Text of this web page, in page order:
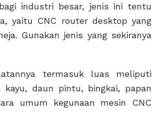
industri besar, jenis ini tentu
yaitu CNC router desktop yang
Gunakan jenis yang sekiranya
termasuk luas meliputi
daun pintu, bingkai, papan
umum kegunaan mesin CNC